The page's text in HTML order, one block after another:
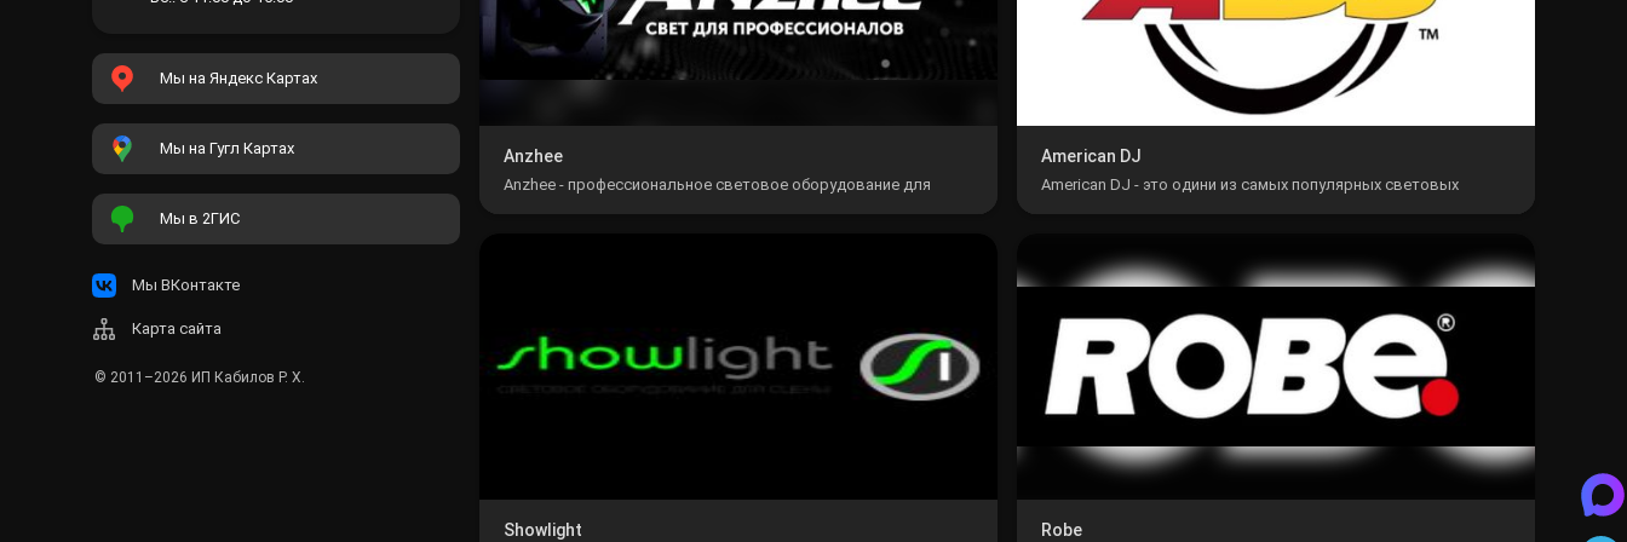
Anzhee
Anzhee - профессиональное световое оборудование для
концертных , театральных и танцевальных площадок
American DJ
American DJ - это одини из самых популярных световых
эффектов в истории.
Showlight Robe
Мы на Яндекс Картах
Мы на Гугл Картах
Мы в 2ГИС
Мы ВКонтакте
Карта сайта
© 2011–2026 ИП Кабилов Р. Х.